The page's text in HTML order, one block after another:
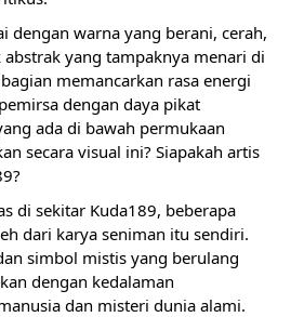
dengan warna yang berani, cerah,
yang tampaknya menari di
memancarkan rasa energi
dengan daya pikat
ada di bawah permukaan
secara visual ini? Siapakah artis
di sekitar Kuda189, beberapa
dari karya seniman itu sendiri.
simbol mistis yang berulang
dengan kedalaman
dan misteri dunia alami.